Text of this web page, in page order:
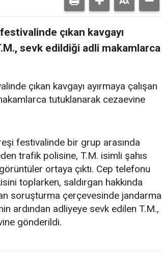
çıkan kavgayı
sevk edildiği adli makamlarca
çıkan kavgayı ayırmaya çalışan
tutuklanarak cezaevine
festivalinde bir grup arasında
trafik polisine, T.M. isimli şahıs
görüntüler ortaya çıktı. Cep telefonu
toplarken, saldırgan hakkında
soruşturma çerçevesinde jandarma
ardından adliyeye sevk edilen T.M.,
gönderildi.